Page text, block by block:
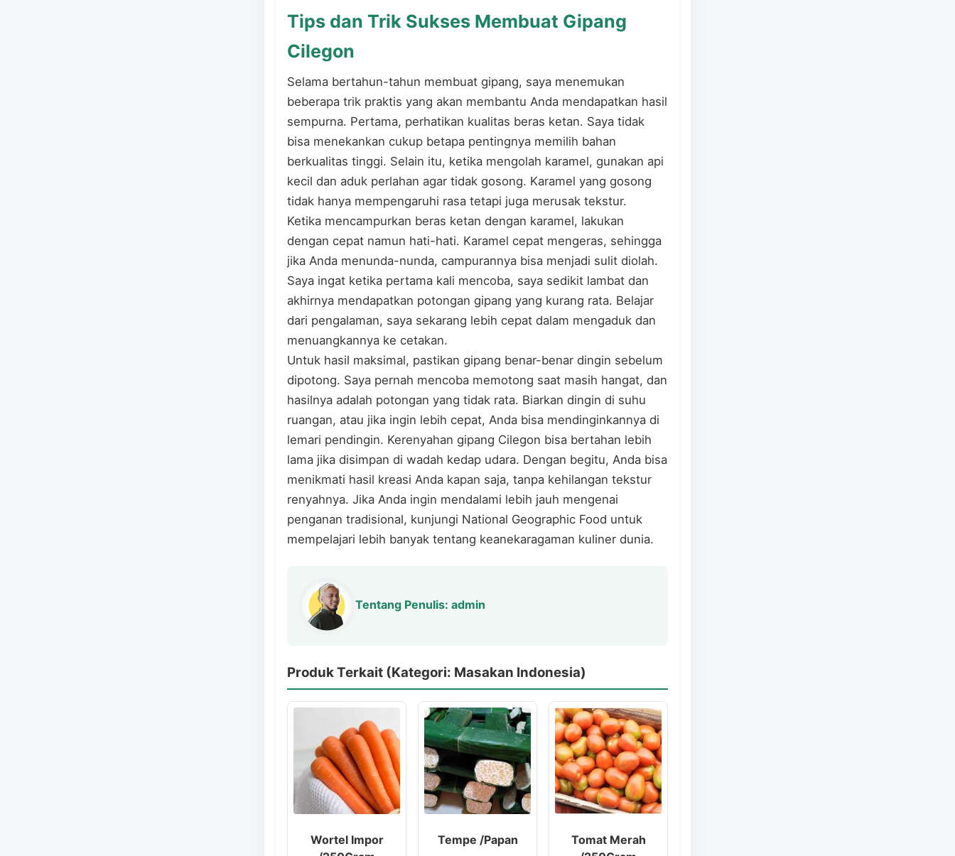
Tips dan Trik Sukses Membuat Gipang
Cilegon
Selama bertahun-tahun membuat gipang, saya menemukan
beberapa trik praktis yang akan membantu Anda mendapatkan hasil
sempurna. Pertama, perhatikan kualitas beras ketan. Saya tidak
bisa menekankan cukup betapa pentingnya memilih bahan
berkualitas tinggi. Selain itu, ketika mengolah karamel, gunakan api
kecil dan aduk perlahan agar tidak gosong. Karamel yang gosong
tidak hanya mempengaruhi rasa tetapi juga merusak tekstur.
Ketika mencampurkan beras ketan dengan karamel, lakukan
dengan cepat namun hati-hati. Karamel cepat mengeras, sehingga
jika Anda menunda-nunda, campurannya bisa menjadi sulit diolah.
Saya ingat ketika pertama kali mencoba, saya sedikit lambat dan
akhirnya mendapatkan potongan gipang yang kurang rata. Belajar
dari pengalaman, saya sekarang lebih cepat dalam mengaduk dan
menuangkannya ke cetakan.
Untuk hasil maksimal, pastikan gipang benar-benar dingin sebelum
dipotong. Saya pernah mencoba memotong saat masih hangat, dan
hasilnya adalah potongan yang tidak rata. Biarkan dingin di suhu
ruangan, atau jika ingin lebih cepat, Anda bisa mendinginkannya di
lemari pendingin. Kerenyahan gipang Cilegon bisa bertahan lebih
lama jika disimpan di wadah kedap udara. Dengan begitu, Anda bisa
menikmati hasil kreasi Anda kapan saja, tanpa kehilangan tekstur
renyahnya. Jika Anda ingin mendalami lebih jauh mengenai
penganan tradisional, kunjungi National Geographic Food untuk
mempelajari lebih banyak tentang keanekaragaman kuliner dunia.
Tentang Penulis: admin
Produk Terkait (Kategori: Masakan Indonesia)
Wortel Impor
Tempe /Papan
Tomat Merah